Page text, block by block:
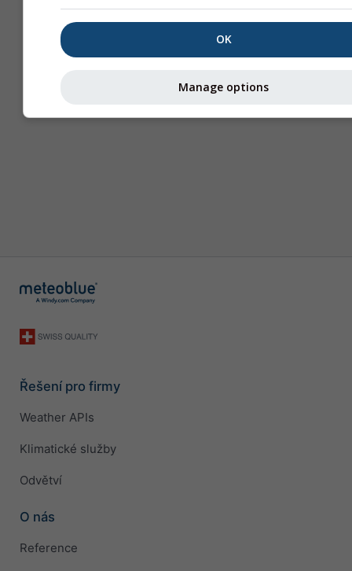
Řešení pro firmy
Weather APIs
Klimatické služby
Odvětví
O nás
Reference
OK
Manage options